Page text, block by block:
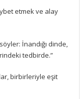
etmek ve alay
İnandığı dinde,
tedbirde.”
birbirleriyle eşit